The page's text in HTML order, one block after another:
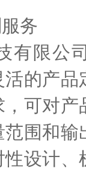
务
限公
的产
可对
围和
设计